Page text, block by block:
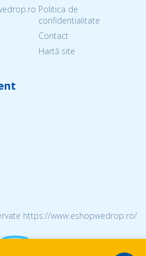
Politica de
confidentialitate
Contact
Hartă site
https://www.eshopwedrop.ro/